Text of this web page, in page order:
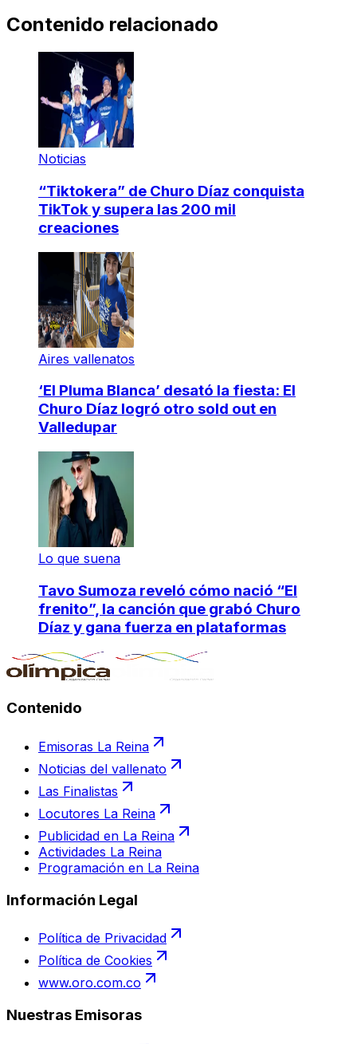
Contenido relacionado
Noticias
“Tiktokera” de Churo Díaz conquista
TikTok y supera las 200 mil
creaciones
Aires vallenatos
‘El Pluma Blanca’ desató la fiesta: El
Churo Díaz logró otro sold out en
Valledupar
Lo que suena
Tavo Sumoza reveló cómo nació “El
frenito”, la canción que grabó Churo
Díaz y gana fuerza en plataformas
Contenido
Emisoras La Reina
Noticias del vallenato
Las Finalistas
Locutores La Reina
Publicidad en La Reina
Actividades La Reina
Programación en La Reina
Información Legal
Política de Privacidad
Política de Cookies
www.oro.com.co
Nuestras Emisoras